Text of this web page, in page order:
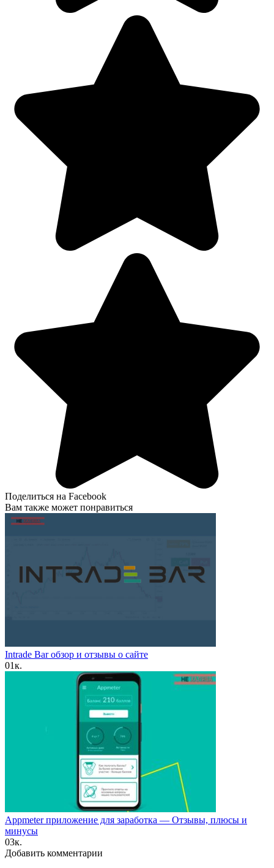
Поделиться на Facebook
Вам также может понравиться
Intrade Bar обзор и отзывы о сайте
01к.
Appmeter приложение для заработка — Отзывы, плюсы и
минусы
03к.
Добавить комментарии